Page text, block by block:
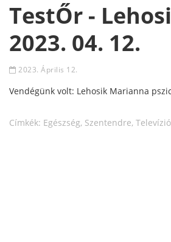
TestŐr -
2023. 04. 12.
2023. Április 12.
Vendégünk volt: Lehosik Marianna
Címkék: Egészség, Szentendre, Televízió